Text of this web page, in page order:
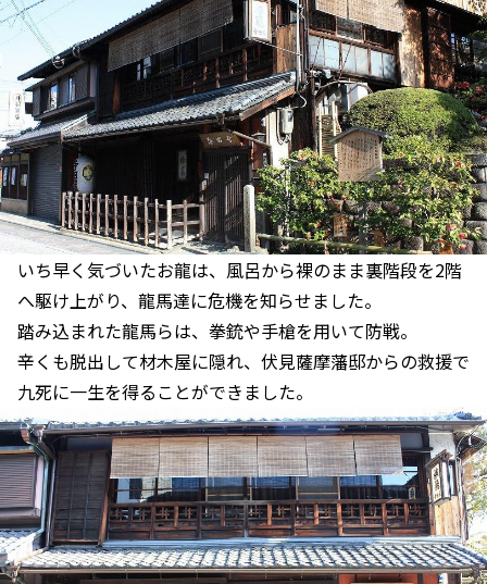
いち早く気づいたお龍は、風呂から裸のまま裏階段を2階
へ駆け上がり、龍馬達に危機を知らせました。
踏み込まれた龍馬らは、拳銃や手槍を用いて防戦。
辛くも脱出して材木屋に隠れ、伏見薩摩藩邸からの救援で
九死に一生を得ることができました。